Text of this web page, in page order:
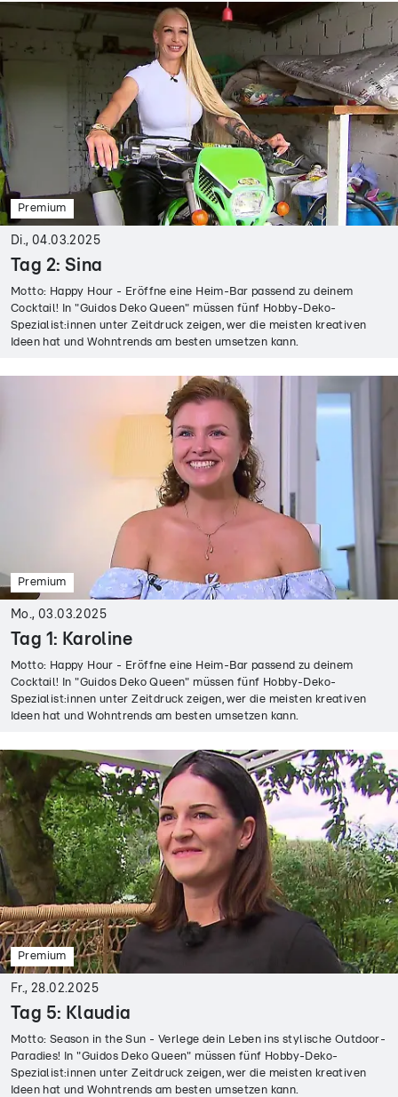
Premium
Di., 04.03.2025
Tag 2: Sina
Motto: Happy Hour - Eröffne eine Heim-Bar passend zu deinem
Cocktail! In "Guidos Deko Queen" müssen fünf Hobby-Deko-
Spezialist:innen unter Zeitdruck zeigen, wer die meisten kreativen
Ideen hat und Wohntrends am besten umsetzen kann.
Premium
Mo., 03.03.2025
Tag 1: Karoline
Motto: Happy Hour - Eröffne eine Heim-Bar passend zu deinem
Cocktail! In "Guidos Deko Queen" müssen fünf Hobby-Deko-
Spezialist:innen unter Zeitdruck zeigen, wer die meisten kreativen
Ideen hat und Wohntrends am besten umsetzen kann.
Premium
Fr., 28.02.2025
Tag 5: Klaudia
Motto: Season in the Sun - Verlege dein Leben ins stylische Outdoor-
Paradies! In "Guidos Deko Queen" müssen fünf Hobby-Deko-
Spezialist:innen unter Zeitdruck zeigen, wer die meisten kreativen
Ideen hat und Wohntrends am besten umsetzen kann.